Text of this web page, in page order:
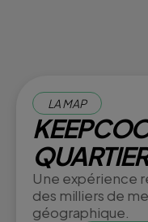
LA MAP
Une expérience
des milliers de
géographique.